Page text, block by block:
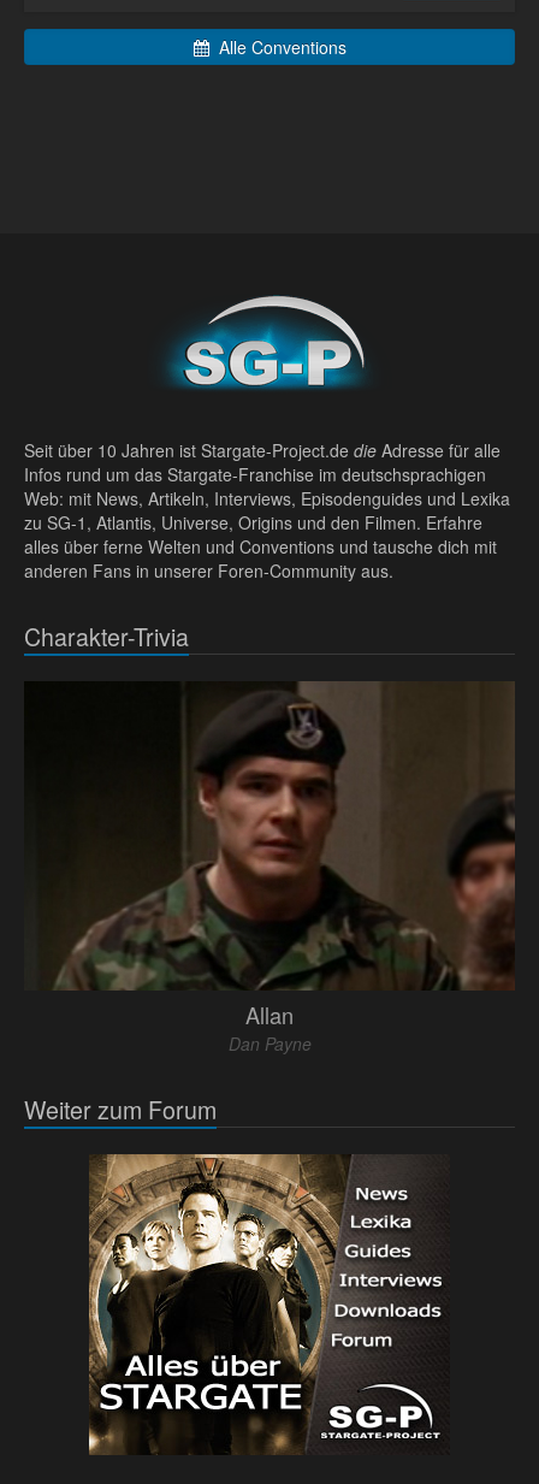
Alle Conventions
Seit über 10 Jahren ist Stargate-Project.de die Adresse für alle
Infos rund um das Stargate-Franchise im deutschsprachigen
Web: mit News, Artikeln, Interviews, Episodenguides und Lexika
zu SG-1, Atlantis, Universe, Origins und den Filmen. Erfahre
alles über ferne Welten und Conventions und tausche dich mit
anderen Fans in unserer Foren-Community aus.
Charakter-Trivia
Allan
Dan Payne
Weiter zum Forum